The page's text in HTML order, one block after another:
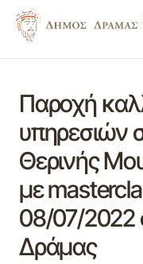
Παροχή
υπηρεσιών
Θερινής
με
08/07/2022
Δράμας